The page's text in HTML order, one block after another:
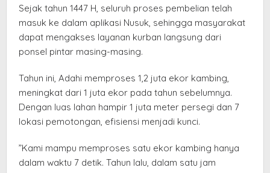
Sejak tahun 1447 H, seluruh proses pembelian telah
masuk ke dalam aplikasi Nusuk, sehingga masyarakat
dapat mengakses layanan kurban langsung dari
ponsel pintar masing-masing.
​Tahun ini, Adahi memproses 1,2 juta ekor kambing,
meningkat dari 1 juta ekor pada tahun sebelumnya.
Dengan luas lahan hampir 1 juta meter persegi dan 7
lokasi pemotongan, efisiensi menjadi kunci.
​”Kami mampu memproses satu ekor kambing hanya
dalam waktu 7 detik. Tahun lalu, dalam satu jam